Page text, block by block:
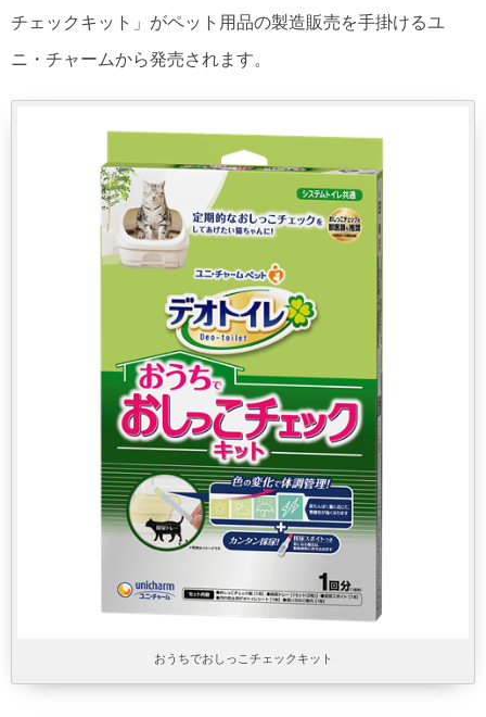
チェックキット」がペット用品の製造販売を手掛けるユ
ニ・チャームから発売されます。
おうちでおしっこチェックキット